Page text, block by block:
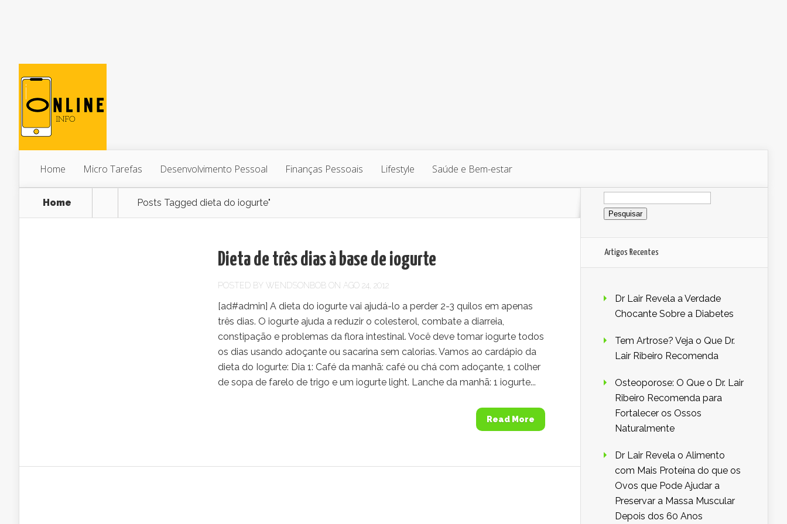
Home Micro Tarefas Desenvolvimento Pessoal Finanças Pessoais Lifestyle Saúde e Bem-estar
Home Posts Tagged dieta do iogurte"
Dieta de três dias à base de iogurte
POSTED BY WENDSONBOB ON AGO 24, 2012
[ad#admin] A dieta do iogurte vai ajudá-lo a perder 2-3 quilos em apenas
três dias. O iogurte ajuda a reduzir o colesterol, combate a diarreia,
constipação e problemas da flora intestinal. Você deve tomar iogurte todos
os dias usando adoçante ou sacarina sem calorias. Vamos ao cardápio da
dieta do Iogurte: Dia 1: Café da manhã: café ou chá com adoçante, 1 colher
de sopa de farelo de trigo e um iogurte light. Lanche da manhã: 1 iogurte...
Read More
Pesquisar
por:
Artigos Recentes
Dr Lair Revela a Verdade
Chocante Sobre a Diabetes
Tem Artrose? Veja o Que Dr.
Lair Ribeiro Recomenda
Osteoporose: O Que o Dr. Lair
Ribeiro Recomenda para
Fortalecer os Ossos
Naturalmente
Dr Lair Revela o Alimento
com Mais Proteína do que os
Ovos que Pode Ajudar a
Preservar a Massa Muscular
Depois dos 60 Anos